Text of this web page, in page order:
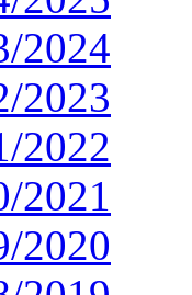
2024
2023
2022
2021
2020